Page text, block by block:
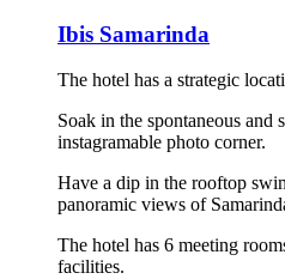
Ibis Samarinda
The hotel has a strategic
Soak in the spontaneous
instagramable photo corner.
Have a dip in the rooftop
panoramic views of
The hotel has 6 meeting
facilities.